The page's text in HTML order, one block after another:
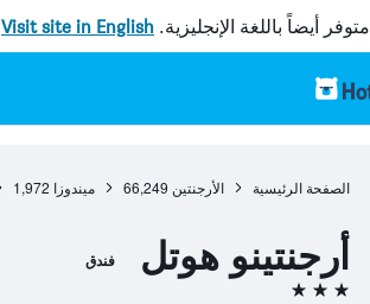
متوفر أيضاً باللغة الإنجليزية. Visit site in English
الصفحة الرئيسية الأرجنتين 66,249 ميندوزا 1,972
أرجنتينو هوتل فندق
3 نجوم